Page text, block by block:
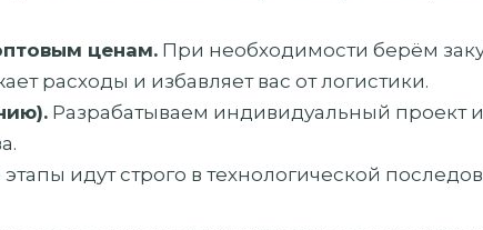
ценам. При необходимости берём
расходы и избавляет вас от логистики.
Разрабатываем индивидуальный проект
этапы идут строго в технологической